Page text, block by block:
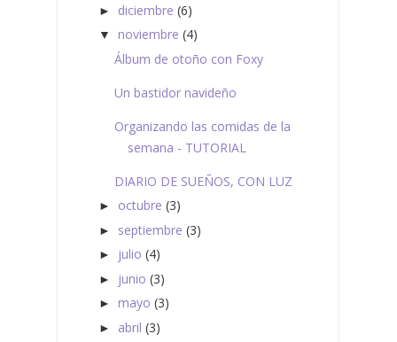
► diciembre (6)
▼ noviembre (4)
Álbum de otoño con Foxy
Un bastidor navideño
Organizando las comidas de la
semana - TUTORIAL
DIARIO DE SUEÑOS, CON LUZ
► octubre (3)
► septiembre (3)
► julio (4)
► junio (3)
► mayo (3)
► abril (3)